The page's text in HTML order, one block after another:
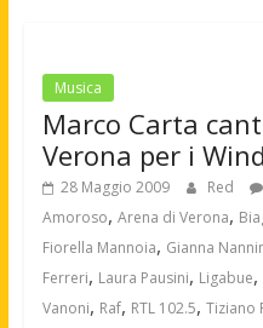
Musica
Marco Carta
Verona per i
28 Maggio 2009 Red
Amoroso, Arena di Verona,
Fiorella Mannoia, Gianna
Ferreri, Laura Pausini, Ligabue,
Vanoni, Raf, RTL 102.5, Tiziano